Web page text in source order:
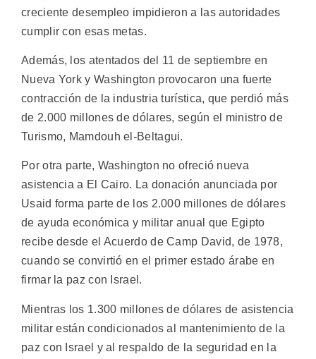
creciente desempleo impidieron a las autoridades
cumplir con esas metas.
Además, los atentados del 11 de septiembre en
Nueva York y Washington provocaron una fuerte
contracción de la industria turística, que perdió más
de 2.000 millones de dólares, según el ministro de
Turismo, Mamdouh el-Beltagui.
Por otra parte, Washington no ofreció nueva
asistencia a El Cairo. La donación anunciada por
Usaid forma parte de los 2.000 millones de dólares
de ayuda económica y militar anual que Egipto
recibe desde el Acuerdo de Camp David, de 1978,
cuando se convirtió en el primer estado árabe en
firmar la paz con Israel.
Mientras los 1.300 millones de dólares de asistencia
militar están condicionados al mantenimiento de la
paz con Israel y al respaldo de la seguridad en la